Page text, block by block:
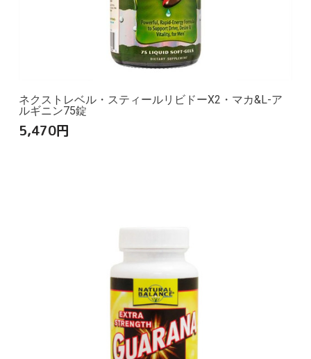
ネクストレベル・スティールリビドーX2・マカ&L-ア
ルギニン75錠
5,470円